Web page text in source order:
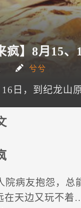
疯】8月15
兮兮
日，到纪龙山
院病友抱怨，总
在天边又玩不